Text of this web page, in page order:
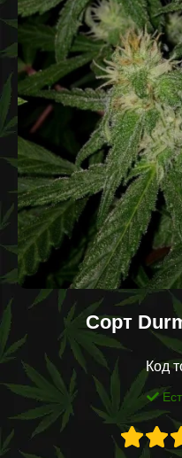
Сорт
Код